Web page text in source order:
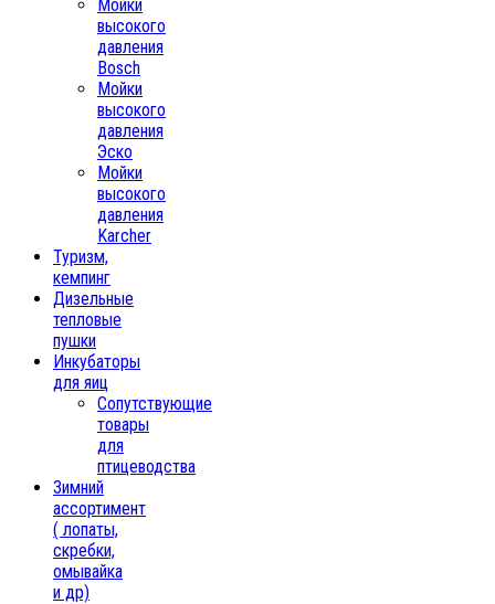
Мойки
высокого
давления
Bosch
Мойки
высокого
давления
Эско
Мойки
высокого
давления
Karcher
Туризм,
кемпинг
Дизельные
тепловые
пушки
Инкубаторы
для яиц
Сопутствующие
товары
для
птицеводства
Зимний
ассортимент
( лопаты,
скребки,
омывайка
и др)